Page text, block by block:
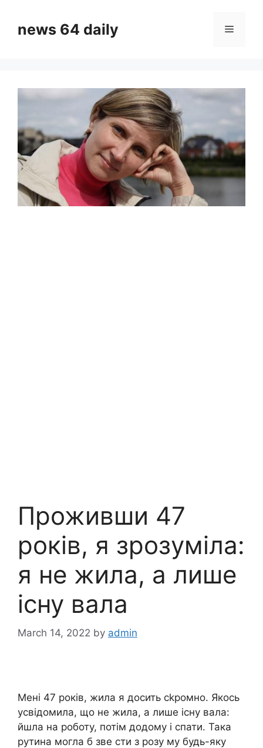
contentnews 64 daily Menu
Проживши 47
років, я зрозуміла:
я не жила, а лише
існу вала
March 14, 2022 by admin
Мені 47 років, жила я досить сkромно. Якось
усвідомила, що не жила, а лише існу вала:
йшла на роботу, потім додому і спати. Така
рутина могла б зве сти з розу му будь-яку